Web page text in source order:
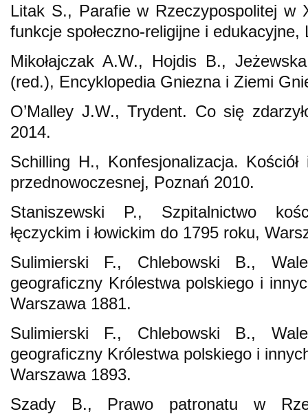
Litak S., Parafie w Rzeczypospolitej w
funkcje społeczno-religijne i edukacyjne,
Mikołajczak A.W., Hojdis B.,
(red.), Encyklopedia Gniezna i Ziemi
O’Malley J.W., Trydent. Co się
2014.
Schilling H., Konfesjonalizacja.
przednowoczesnej, Poznań 2010.
Staniszewski P., Szpitalnictwo
łęczyckim i łowickim do 1795 roku,
Sulimierski F., Chlebowski B.,
geograficzny Królestwa polskiego i
Warszawa 1881.
Sulimierski F., Chlebowski B.,
geograficzny Królestwa polskiego i
Warszawa 1893.
Szady B., Prawo patronatu w